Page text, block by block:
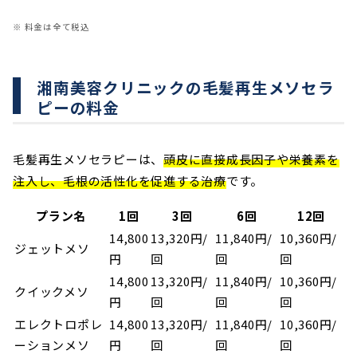
※ 料金は全て税込
湘南美容クリニックの毛髪再生メソセラ
ピーの料金
毛髪再生メソセラピーは、 頭皮に直接成長因子や栄養素を
注入し、毛根の活性化を促進する治療です。
プラン名 1回 3回 6回
12回
ジェットメソ
14,800
円
13,320円/
回
11,840円/
回
10,360円/
回
クイックメソ
14,800
円
13,320円/
回
11,840円/
回
10,360円/
回
エレクトロポレ
ーションメソ
14,800
円
13,320円/
回
11,840円/
回
10,360円/
回